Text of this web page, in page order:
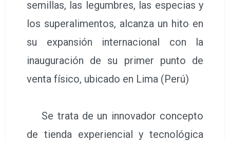
semillas, las legumbres, las especias y
los superalimentos, alcanza un hito en
su expansión internacional con la
inauguración de su primer punto de
venta físico, ubicado en Lima (Perú)
Se trata de un innovador concepto
de tienda experiencial y tecnológica